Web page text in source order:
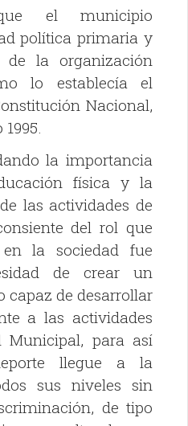
el municipio
política primaria y
de la organización
lo establecía el
Nacional,
la importancia
física y la
las actividades de
del rol que
la sociedad fue
de crear un
de desarrollar
a las actividades
Municipal, para así
llegue a la
sus niveles sin
de tipo